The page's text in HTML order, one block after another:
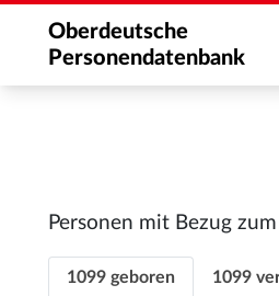
Oberdeutsche
Personendatenbank
Personen mit Bezug
1099 geboren 1099